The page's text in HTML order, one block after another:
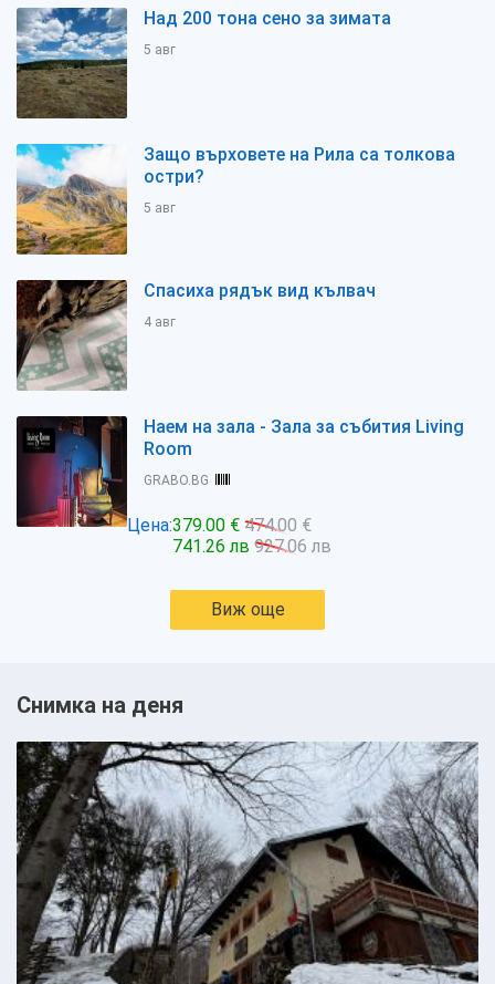
Над 200 тона сено за зимата
5 авг
Защо върховете на Рила са толкова
остри?
5 авг
Спасиха рядък вид кълвач
4 авг
Наем на зала - Зала за събития Living
Room
GRABO.BG
Цена:379.00 € 474.00 €
741.26 лв 927.06 лв
Виж още
Снимка на деня